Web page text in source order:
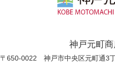
神戸元町
〒650-0022 神戸市中央区元町通3